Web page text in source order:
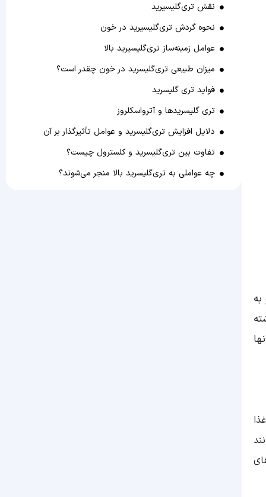
نقش تری‌گلیسیرید
نحوه گردش تری‌گلیسیرید در خون
عوامل زمینه‌ساز تری‌گلیسیرید بالا
میزان طبیعی تری‌گلیسرید در خون چقدر است؟
فواید تری گلیسرید
تری گلیسریدها و آترواسکلروز
دلایل افزایش تری‌گلیسرید و عوامل تأثیرگذار بر آن
تفاوت بین تری‌گلیسرید و کلسترول چیست؟
چه عواملی به تری‌گلیسرید بالا منجر می‌شوند؟